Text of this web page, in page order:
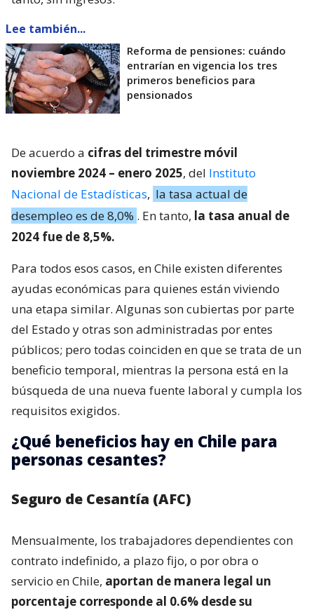
Lee también...
Reforma de pensiones: cuándo
entrarían en vigencia los tres
primeros beneficios para
pensionados
De acuerdo a cifras del trimestre móvil
noviembre 2024 – enero 2025, del Instituto
Nacional de Estadísticas, la tasa actual de
desempleo es de 8,0% . En tanto, la tasa anual de
2024 fue de 8,5%.
Para todos esos casos, en Chile existen diferentes
ayudas económicas para quienes están viviendo
una etapa similar. Algunas son cubiertas por parte
del Estado y otras son administradas por entes
públicos; pero todas coinciden en que se trata de un
beneficio temporal, mientras la persona está en la
búsqueda de una nueva fuente laboral y cumpla los
requisitos exigidos.
¿Qué beneficios hay en Chile para
personas cesantes?
Seguro de Cesantía (AFC)
Mensualmente, los trabajadores dependientes con
contrato indefinido, a plazo fijo, o por obra o
servicio en Chile, aportan de manera legal un
porcentaje corresponde al 0.6% desde su